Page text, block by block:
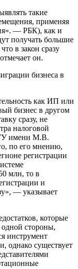
такие
применяя
— РБК), как и
получать большие
в закон сразу
он.
бизнеса в
как ИП или
бизнес в другом
сразу, не
налоговой
имени М.В.
по его мнению,
регистрации
млн, то в
и
— указывает
которые
стороны,
инструмент
однако существует